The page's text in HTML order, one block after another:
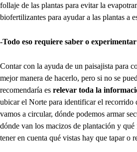
follaje de las plantas para evitar la
biofertilizantes para ayudar a las plantas a
-Todo eso requiere saber o experimentar
Contar con la ayuda de un paisajista para
mejor manera de hacerlo, pero si no se
recomendaría es relevar toda la
ubicar el Norte para identificar el recorrido
vamos a circular, dónde podemos armar
dónde van los macizos de plantación y qué
tener en cuenta qué vistas hay que tapar o